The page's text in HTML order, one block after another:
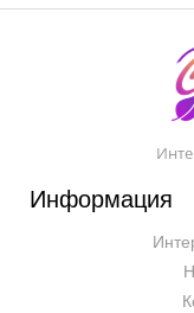
Информация